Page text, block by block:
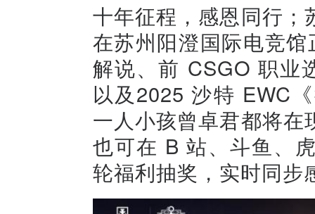
十年征程，感恩同行
在苏州阳澄国际电竞
解说、前 CSGO 职业
以及2025 沙特 EWC
一人小孩曾卓君都将
也可在 B 站、斗鱼、
轮福利抽奖，实时同步